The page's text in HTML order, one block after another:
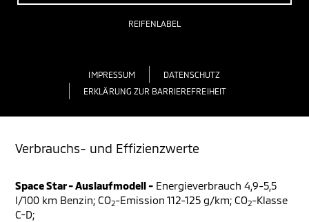
REIFENLABEL
IMPRESSUM
DATENSCHUTZ
ERKLÄRUNG ZUR BARRIEREFREIHEIT
Verbrauchs- und Effizienzwerte
Space Star - Auslaufmodell - Energieverbrauch 4,9-5,5
l/100 km Benzin; CO2-Emission 112-125 g/km; CO2-Klasse
C-D;